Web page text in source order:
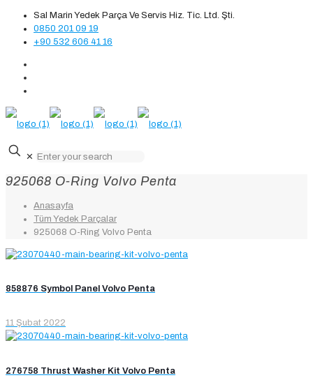
Sal Marin Yedek Parça Ve Servis Hiz. Tic. Ltd. Şti.
0850 201 09 19
+90 532 606 41 16
✕
925068 O-Ring Volvo Penta
Anasayfa
Tüm Yedek Parçalar
925068 O-Ring Volvo Penta
858876 Symbol Panel Volvo Penta
11 Şubat 2022
276758 Thrust Washer Kit Volvo Penta